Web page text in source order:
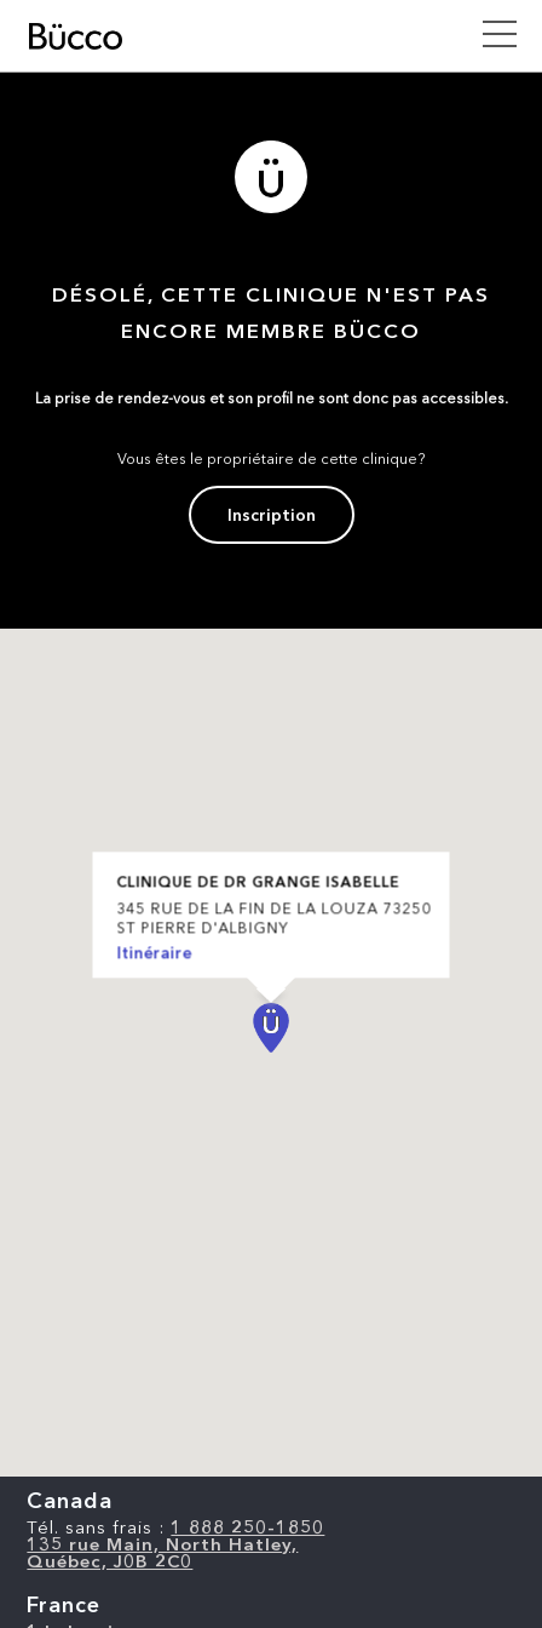
DÉSOLÉ, CETTE CLINIQUE N'EST PAS
ENCORE MEMBRE BÜCCO
La prise de rendez-vous et son profil ne sont donc pas accessibles.
Vous êtes le propriétaire de cette clinique?
Inscription
CLINIQUE DE DR GRANGE ISABELLE
345 RUE DE LA FIN DE LA LOUZA 73250
ST PIERRE D'ALBIGNY
Itinéraire
Canada
Tél. sans frais : 1 888 250-1850
135 rue Main, North Hatley,
Québec, J0B 2C0
France